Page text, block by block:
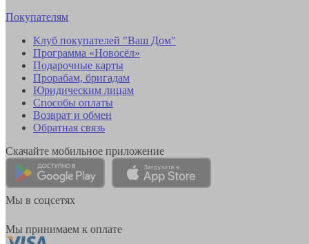
Покупателям
Клуб покупателей "Ваш Дом"
Программа «Новосёл»
Подарочные карты
Прорабам, бригадам
Юридическим лицам
Способы оплаты
Возврат и обмен
Обратная связь
Скачайте мобильное приложение
Мы в соцсетях
Мы принимаем к оплате